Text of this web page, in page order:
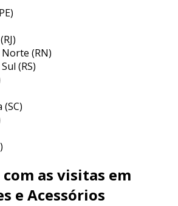
(RN)
(RS)
as visitas em
e Acessórios